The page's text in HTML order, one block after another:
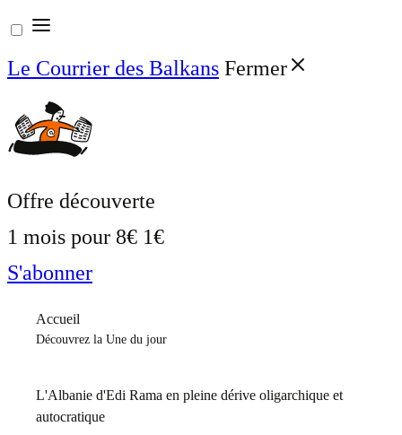
Aller
au
contenu
Le Courrier des Balkans Fermer
Offre découverte
1 mois pour 8€ 1€
S'abonner
Accueil
Découvrez la Une du jour
L'Albanie d'Edi Rama en pleine dérive oligarchique et
autocratique